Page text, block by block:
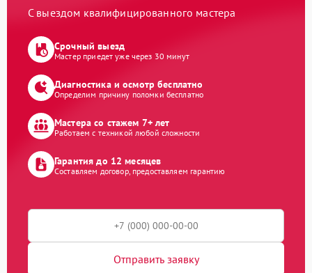
С выездом квалифицированного мастера
Срочный выезд
Мастер приедет уже через 30 минут
Диагностика и осмотр бесплатно
Определим причину поломки бесплатно
Мастера со стажем 7+ лет
Работаем с техникой любой сложности
Гарантия до 12 месяцев
Составляем договор, предоставляем гарантию
Отправить заявку